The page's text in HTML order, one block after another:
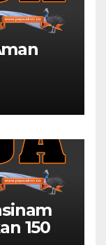
150